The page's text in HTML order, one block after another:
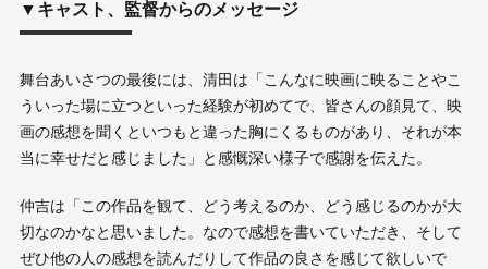
▼キャスト、監督からのメッセージ
舞台あいさつの最後には、清田は「こんなに映画に映ることやこ
ういった場に立つといった経験が初めてで、皆さんの顔見て、映
画の感想を聞くといつもと違った胸にくるものがあり、それが本
当に幸せだと感じました」と感慨深い様子で感謝を伝えた。
仲吉は「この作品を観て、どう考えるのか、どう感じるのかが大
切なのかなと思いました。なので感想を書いていただき、そして
ぜひ他の人の感想を読んだりして作品の良さを感じて欲しいで